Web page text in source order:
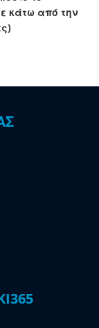
κάτω από την